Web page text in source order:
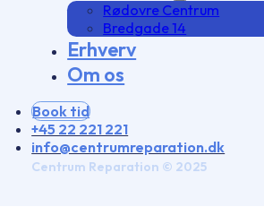
Rødovre Centrum
Bredgade 14
Erhverv
Om os
Book tid
+45 22 221 221
info@centrumreparation.dk
Centrum Reparation © 2025